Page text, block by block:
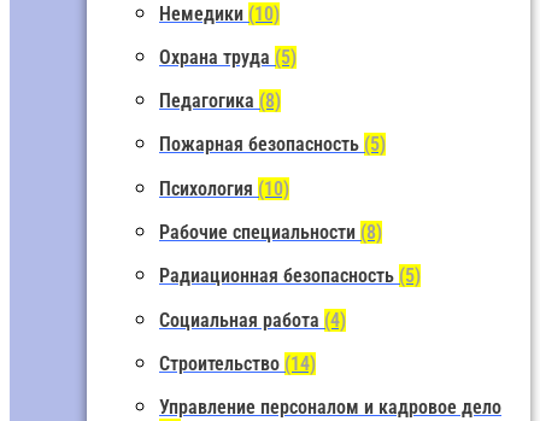
Немедики (10)
Охрана труда (5)
Педагогика (8)
Пожарная безопасность (5)
Психология (10)
Рабочие специальности (8)
Радиационная безопасность (5)
Социальная работа (4)
Строительство (14)
Управление персоналом и кадровое дело